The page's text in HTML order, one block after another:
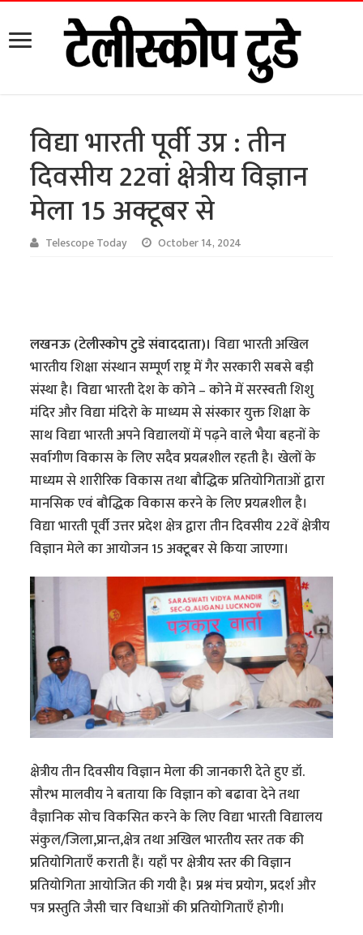
विद्या भारती पूर्वी उप्र : तीन
दिवसीय 22वां क्षेत्रीय विज्ञान
मेला 15 अक्टूबर से
Telescope Today October 14, 2024
लखनऊ (टेलीस्कोप टुडे संवाददाता)।विद्या भारती अखिल
भारतीय शिक्षा संस्थान सम्पूर्ण राष्ट्र में गैर सरकारी सबसे बड़ी
संस्था है। विद्या भारती देश के कोने – कोने में सरस्वती शिशु
मंदिर और विद्या मंदिरो के माध्यम से संस्कार युक्त शिक्षा के
साथ विद्या भारती अपने विद्यालयों में पढ़ने वाले भैया बहनों के
सर्वागीण विकास के लिए सदैव प्रयत्नशील रहती है। खेलों के
माध्यम से शारीरिक विकास तथा बौद्धिक प्रतियोगिताओं द्वारा
मानसिक एवं बौद्धिक विकास करने के लिए प्रयत्नशील है।
विद्या भारती पूर्वी उत्तर प्रदेश क्षेत्र द्वारा तीन दिवसीय 22वें क्षेत्रीय
विज्ञान मेले का आयोजन 15 अक्टूबर से किया जाएगा।
क्षेत्रीय तीन दिवसीय विज्ञान मेला की जानकारी देते हुए डॉ.
सौरभ मालवीय ने बताया कि विज्ञान को बढावा देने तथा
वैज्ञानिक सोच विकसित करने के लिए विद्या भारती विद्यालय
संकुल/जिला,प्रान्त,क्षेत्र तथा अखिल भारतीय स्तर तक की
प्रतियोगिताएँ कराती हैं। यहाँ पर क्षेत्रीय स्तर की विज्ञान
प्रतियोगिता आयोजित की गयी है। प्रश्न मंच प्रयोग, प्रदर्श और
पत्र प्रस्तुति जैसी चार विधाओं की प्रतियोगिताएँ होगी।